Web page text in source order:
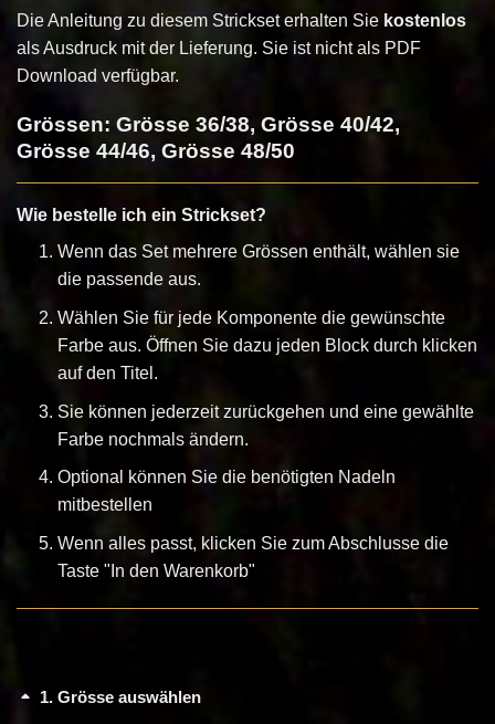
Die Anleitung zu diesem Strickset erhalten Sie kostenlos
als Ausdruck mit der Lieferung. Sie ist nicht als PDF
Download verfügbar.
Grössen: Grösse 36/38, Grösse 40/42,
Grösse 44/46, Grösse 48/50
Wie bestelle ich ein Strickset?
Wenn das Set mehrere Grössen enthält, wählen sie
die passende aus.
Wählen Sie für jede Komponente die gewünschte
Farbe aus. Öffnen Sie dazu jeden Block durch klicken
auf den Titel.
Sie können jederzeit zurückgehen und eine gewählte
Farbe nochmals ändern.
Optional können Sie die benötigten Nadeln
mitbestellen
Wenn alles passt, klicken Sie zum Abschlusse die
Taste "In den Warenkorb"
1 Grösse auswählen